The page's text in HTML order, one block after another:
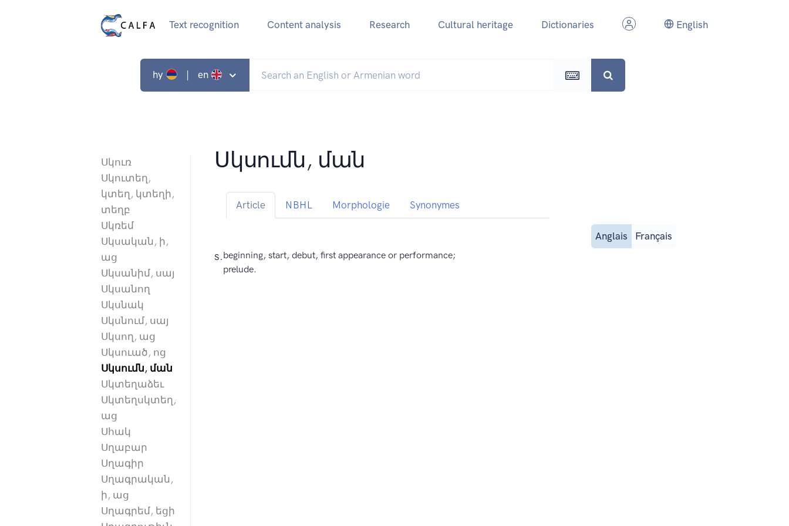
Text recognition Content analysis Research Cultural heritage Dictionaries English
hy | en
Սկուռ
Սկուտեղ,
կտեղ, կտեղի,
տեղբ
Սկռեմ
Սկսական, ի,
աց
Սկսանիմ, սայ
Սկսանող
Սկսնակ
Սկսնում, սայ
Սկսող, աց
Սկսուած, ոց
Սկսումն, ման
Սկտեղաձեւ
Սկտեղսկտեղ,
աց
Սհակ
Սղաբար
Սղագիր
Սղագրական,
ի, աց
Սղագրեմ, եցի
Սկսումն, ման
Article NBHL Morphologie Synonymes
Anglais Français
s.beginning, start, debut, first appearance or performance;
prelude.